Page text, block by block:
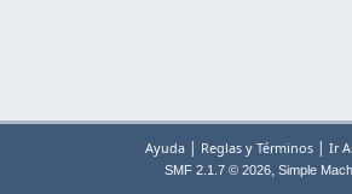
Ayuda | Reglas y Términos | Ir
SMF 2.1.7 © 2026, Simple